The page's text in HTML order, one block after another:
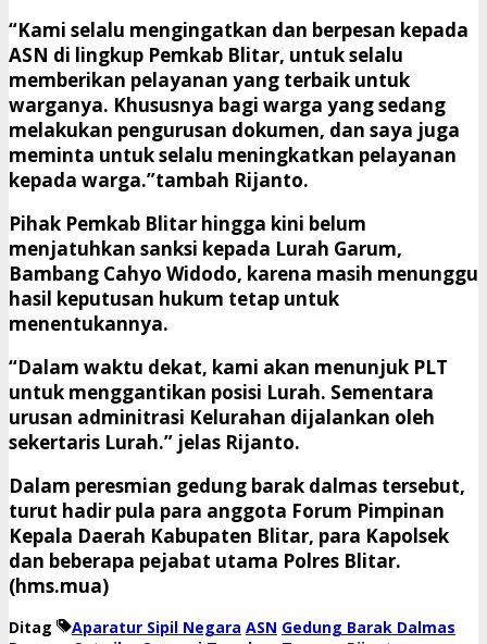
“Kami selalu mengingatkan dan berpesan kepada
ASN di lingkup Pemkab Blitar, untuk selalu
memberikan pelayanan yang terbaik untuk
warganya. Khususnya bagi warga yang sedang
melakukan pengurusan dokumen, dan saya juga
meminta untuk selalu meningkatkan pelayanan
kepada warga.”tambah Rijanto.
Pihak Pemkab Blitar hingga kini belum
menjatuhkan sanksi kepada Lurah Garum,
Bambang Cahyo Widodo, karena masih menunggu
hasil keputusan hukum tetap untuk
menentukannya.
“Dalam waktu dekat, kami akan menunjuk PLT
untuk menggantikan posisi Lurah. Sementara
urusan adminitrasi Kelurahan dijalankan oleh
sekertaris Lurah.” jelas Rijanto.
Dalam peresmian gedung barak dalmas tersebut,
turut hadir pula para anggota Forum Pimpinan
Kepala Daerah Kabupaten Blitar, para Kapolsek
dan beberapa pejabat utama Polres Blitar.
(hms.mua)
Ditag Aparatur Sipil Negara ASN Gedung Barak Dalmas